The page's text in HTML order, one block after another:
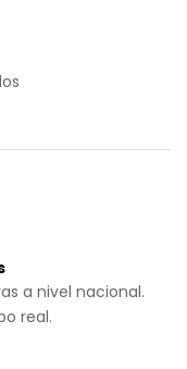
a nivel nacional.
real.